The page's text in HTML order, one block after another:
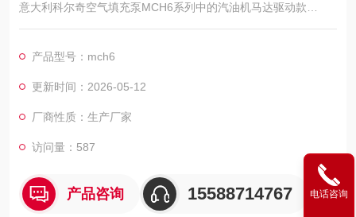
意大利科尔奇空气填充泵MCH6系列中的汽油机马达驱动款
产品配备一台日本HONDA本田汽油机作为驱动马达
产品型号：mch6
更新时间：2026-05-12
厂商性质：生产厂家
访问量：587
产品咨询 15588714767 电话咨询